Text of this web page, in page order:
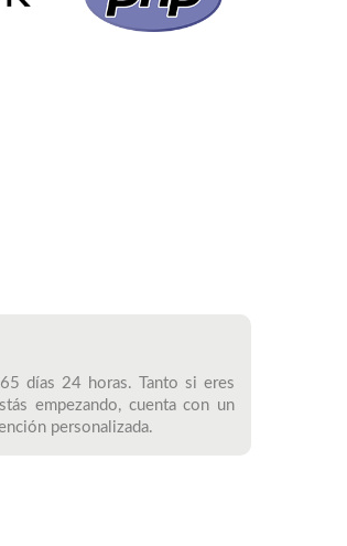
días 24 horas. Tanto si eres
empezando, cuenta con un
personalizada.